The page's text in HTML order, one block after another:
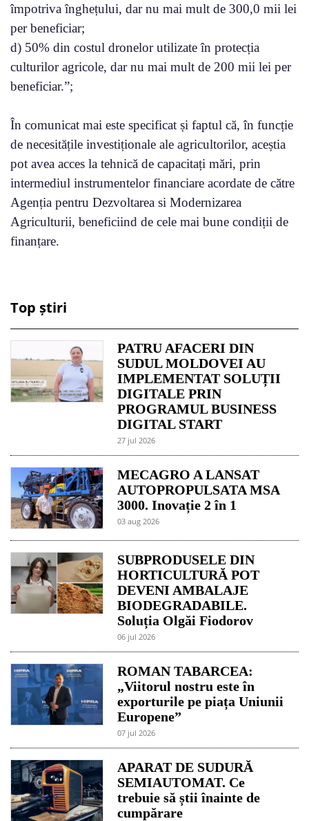
împotriva înghețului, dar nu mai mult de 300,0 mii lei
per beneficiar;
d) 50% din costul dronelor utilizate în protecția
culturilor agricole, dar nu mai mult de 200 mii lei per
beneficiar.”;
În comunicat mai este specificat și faptul că, în funcție
de necesitățile investiționale ale agricultorilor, aceștia
pot avea acces la tehnică de capacitați mări, prin
intermediul instrumentelor financiare acordate de către
Agenția pentru Dezvoltarea si Modernizarea
Agriculturii, beneficiind de cele mai bune condiții de
finanțare.
Top știri
PATRU AFACERI DIN
SUDUL MOLDOVEI AU
IMPLEMENTAT SOLUȚII
DIGITALE PRIN
PROGRAMUL BUSINESS
DIGITAL START
27 jul 2026
MECAGRO A LANSAT
AUTOPROPULSATA MSA
3000. Inovație 2 în 1
03 aug 2026
SUBPRODUSELE DIN
HORTICULTURĂ POT
DEVENI AMBALAJE
BIODEGRADABILE.
Soluția Olgăi Fiodorov
06 jul 2026
ROMAN TABARCEA:
„Viitorul nostru este în
exporturile pe piața Uniunii
Europene”
07 jul 2026
APARAT DE SUDURĂ
SEMIAUTOMAT. Ce
trebuie să știi înainte de
cumpărare